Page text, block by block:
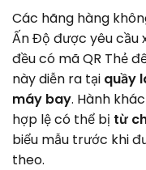
Các hãng hàng
Ấn Độ được yêu cầu
đều có mã QR Thẻ
này diễn ra tại quầy
máy bay. Hành
hợp lệ có thể bị từ
biểu mẫu trước khi
theo.